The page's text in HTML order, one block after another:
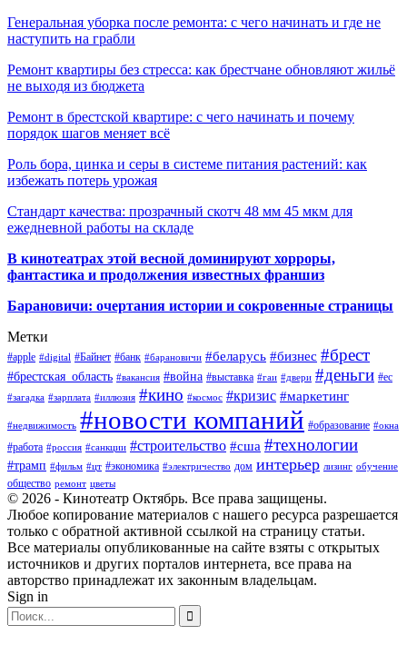
Генеральная уборка после ремонта: с чего начинать и где не
наступить на грабли
Ремонт квартиры без стресса: как брестчане обновляют жильё
не выходя из бюджета
Ремонт в брестской квартире: с чего начинать и почему
порядок шагов меняет всё
Роль бора, цинка и серы в системе питания растений: как
избежать потерь урожая
Стандарт качества: прозрачный скотч 48 мм 45 мкм для
ежедневной работы на складе
В кинотеатрах этой весной доминируют хорроры,
фантастика и продолжения известных франшиз
Барановичи: очертания истории и сокровенные страницы
Метки
#apple #digital #Байнет #банк #барановичи #беларусь #бизнес #брест
#брестская_область #вакансия #война #выставка #гаи #двери #деньги #ес
#загадка #зарплата #иллюзия #кино #космос #кризис #маркетинг
#недвижимость #новости компаний #образование #окна
#работа #россия #санкции #строительство #сша #технологии
#трамп #фильм #цт #экономика #электричество дом интерьер лизинг обучение
общество ремонт цветы
© 2026 - Кинотеатр Октябрь. Все права защищены.
Любое копирование материалов с нашего ресурса разрешается
только с обратной активной ссылкой на страницу статьи.
Все материалы опубликованные на сайте взяты с открытых
источников и других порталов интернета, все права на
авторство принадлежат их законным владельцам.
Sign in